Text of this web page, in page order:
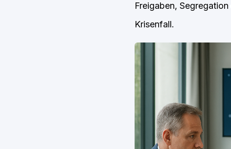
Freigaben,
Krisenfall.